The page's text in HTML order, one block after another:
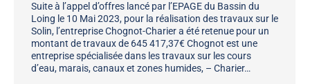
Suite à l’appel d’offres lancé par l’EPAGE du Bassin du
Loing le 10 Mai 2023, pour la réalisation des travaux sur le
Solin, l’entreprise Chognot-Charier a été retenue pour un
montant de travaux de 645 417,37€ Chognot est une
entreprise spécialisée dans les travaux sur les cours
d’eau, marais, canaux et zones humides, – Charier…